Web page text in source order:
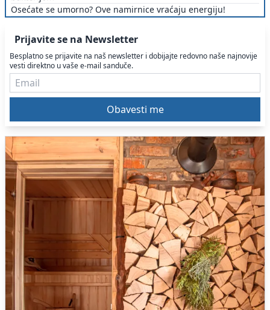
Osećate se umorno? Ove namirnice vraćaju energiju!
Prijavite se na Newsletter
Besplatno se prijavite na naš newsletter i dobijajte redovno naše najnovije
vesti direktno u vaše e-mail sanduče.